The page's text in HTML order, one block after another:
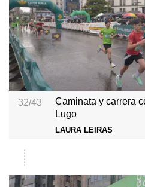
32/43
Caminata y carrera
Lugo
LAURA LEIRAS